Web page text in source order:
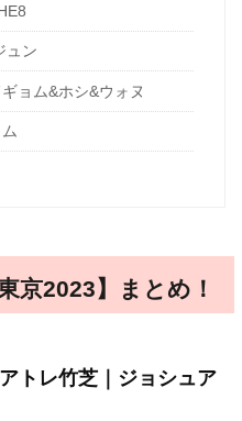
ュン
ョム&ホシ&ウォヌ
京2023】まとめ！
トレ竹芝｜ジョシュア